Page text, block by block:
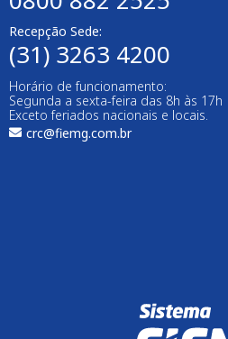
Recepção Sede:
(31) 3263 4200
Horário de funcionamento:
Segunda a sexta-feira das 8h às 17h
Exceto feriados nacionais e locais.
crc@fiemg.com.br